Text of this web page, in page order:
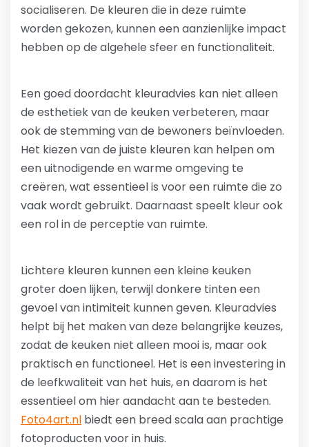
socialiseren. De kleuren die in deze ruimte
worden gekozen, kunnen een aanzienlijke impact
hebben op de algehele sfeer en functionaliteit.
Een goed doordacht kleuradvies kan niet alleen
de esthetiek van de keuken verbeteren, maar
ook de stemming van de bewoners beïnvloeden.
Het kiezen van de juiste kleuren kan helpen om
een uitnodigende en warme omgeving te
creëren, wat essentieel is voor een ruimte die zo
vaak wordt gebruikt. Daarnaast speelt kleur ook
een rol in de perceptie van ruimte.
Lichtere kleuren kunnen een kleine keuken
groter doen lijken, terwijl donkere tinten een
gevoel van intimiteit kunnen geven. Kleuradvies
helpt bij het maken van deze belangrijke keuzes,
zodat de keuken niet alleen mooi is, maar ook
praktisch en functioneel. Het is een investering in
de leefkwaliteit van het huis, en daarom is het
essentieel om hier aandacht aan te besteden.
Foto4art.nl biedt een breed scala aan prachtige
fotoproducten voor in huis.